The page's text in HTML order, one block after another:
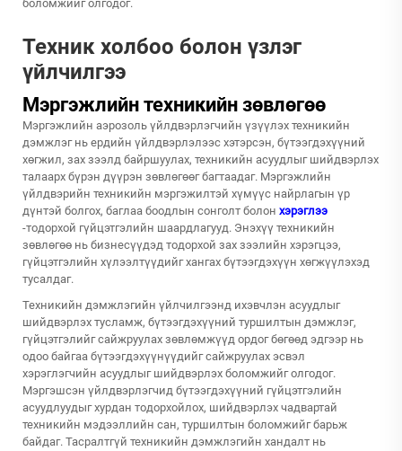
боломжийг олгодог.
Техник холбоо болон үзлэг
үйлчилгээ
Мэргэжлийн техникийн зөвлөгөө
Мэргэжлийн аэрозоль үйлдвэрлэгчийн үзүүлэх техникийн
дэмжлэг нь ердийн үйлдвэрлэлээс хэтэрсэн, бүтээгдэхүүний
хөгжил, зах зээлд байршуулах, техникийн асуудлыг шийдвэрлэх
талаарх бүрэн дүүрэн зөвлөгөөг багтаадаг. Мэргэжлийн
үйлдвэрийн техникийн мэргэжилтэй хүмүүс найрлагын үр
дүнтэй болгох, баглаа боодлын сонголт болон хэрэглээ
-тодорхой гүйцэтгэлийн шаардлагууд. Энэхүү техникийн
зөвлөгөө нь бизнесүүдэд тодорхой зах зээлийн хэрэгцээ,
гүйцэтгэлийн хүлээлтүүдийг хангах бүтээгдэхүүн хөгжүүлэхэд
тусалдаг.
Техникийн дэмжлэгийн үйлчилгээнд ихэвчлэн асуудлыг
шийдвэрлэх тусламж, бүтээгдэхүүний туршилтын дэмжлэг,
гүйцэтгэлийг сайжруулах зөвлөмжүүд ордог бөгөөд эдгээр нь
одоо байгаа бүтээгдэхүүнүүдийг сайжруулах эсвэл
хэрэглэгчийн асуудлыг шийдвэрлэх боломжийг олгодог.
Мэргэшсэн үйлдвэрлэгчид бүтээгдэхүүний гүйцэтгэлийн
асуудлуудыг хурдан тодорхойлох, шийдвэрлэх чадвартай
техникийн мэдээллийн сан, туршилтын боломжийг барьж
байдаг. Тасралтгүй техникийн дэмжлэгийн хандалт нь